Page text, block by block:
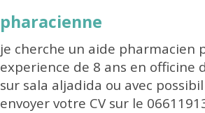
pharacienne
je cherche un aide pharmacien
experience de 8 ans en
sur sala aljadida ou avec
envoyer votre CV sur le